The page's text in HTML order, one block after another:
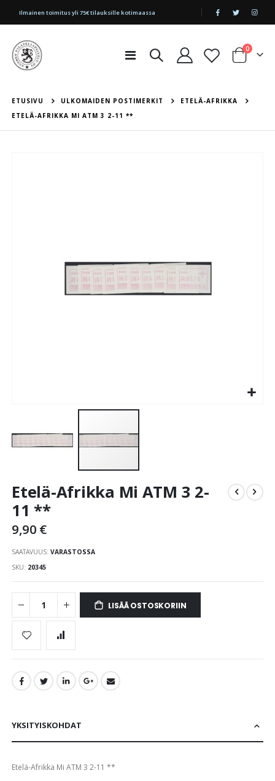
|
Ilmainen toimitus yli 75€ tilauksille kotimaassa
Toggle
Cart
0tuotetta
ETUSIVU ULKOMAIDEN POSTIMERKIT
ETELÄ-AFRIKKA
ETELÄ-AFRIKKA MI ATM 3 2-11 **
to
beginning
of
images
gallery
Etelä-Afrikka Mi ATM 3 2-
11 **
9,90 €
SAATAVUUS: VARASTOSSA
SKU 20345
LISÄÄ OSTOSKORIIN
YKSITYISKOHDAT
Etelä-Afrikka Mi ATM 3 2-11 **